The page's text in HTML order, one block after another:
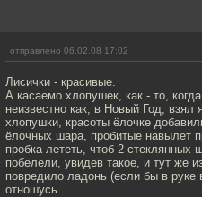
отправлено 06.02.08 17:02
Лисички - красивые.
А касаемо хлопушек, как - то,
неизвестно как, в Новый Год,
хлопушки, красоты ёлочке
ёлочных шара, пробитые навылет
пробка лететь, чтоб 2
побелели, увидев такое, и тут же
повредило ладонь (если бы в руке
отношусь.